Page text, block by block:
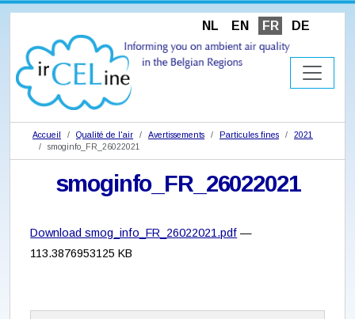
NL EN FR DE
Accueil Qualité de l'air Avertissements Particules fines
2021
smoginfo_FR_26022021
smoginfo_FR_26022021
Download smog_info_FR_26022021.pdf —
113.3876953125 KB